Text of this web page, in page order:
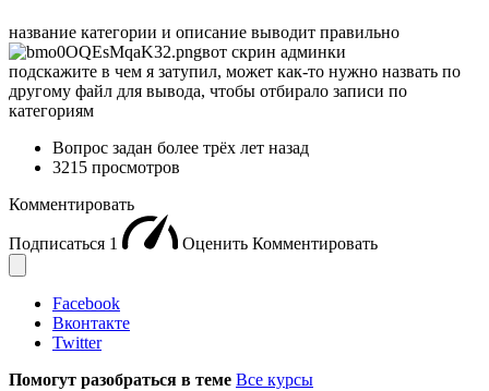
название категории и описание выводит правильно
вот скрин админки
подскажите в чем я затупил, может как-то нужно назвать по
другому файл для вывода, чтобы отбирало записи по
категориям
Вопрос задан более трёх лет назад
3215 просмотров
Комментировать
Подписаться 1 Оценить Комментировать
Facebook
Вконтакте
Twitter
Помогут разобраться в теме Все курсы